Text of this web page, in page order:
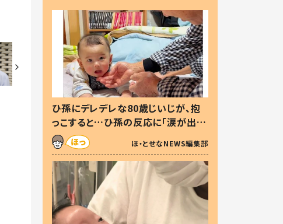
ひ孫にデレデレな80歳じいじが、抱
っこすると…ひ孫の反応に「涙が出ま
した」「可愛くて仕方ない」
ほ・とせなNEWS編集部